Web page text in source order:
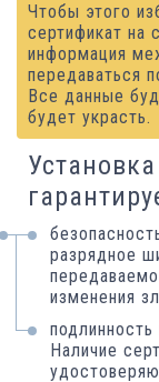
Чтобы этого
сертификат на
информация
передаваться
Все данные
будет украсть.
разрядное
изменения
подлинность
Наличие